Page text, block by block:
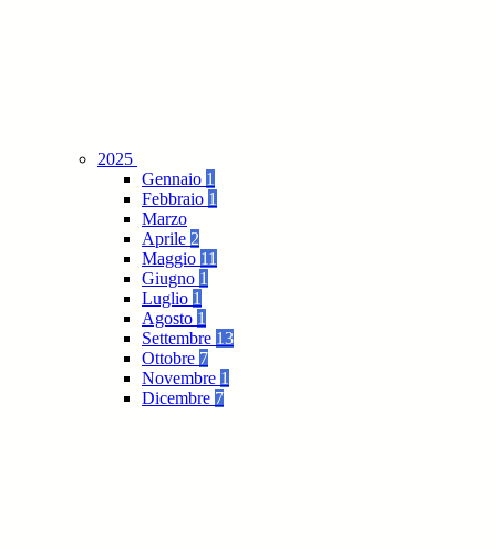
2025
Gennaio 1
Febbraio 1
Marzo
Aprile 2
Maggio 11
Giugno 1
Luglio 1
Agosto 1
Settembre 13
Ottobre 7
Novembre 1
Dicembre 7